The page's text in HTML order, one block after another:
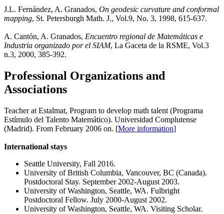
J.L. Fernández, A. Granados, On geodesic curvature and conformal
mapping, St. Petersburgh Math. J., Vol.9, No. 3, 1998, 615-637.
A. Cantón, A. Granados, Encuentro regional de Matemáticas e
Industria organizado por el SIAM, La Gaceta de la RSME, Vol.3
n.3, 2000, 385-392.
Professional Organizations and
Associations
Teacher at Estalmat, Program to develop math talent (Programa
Estímulo del Talento Matemático). Universidad Complutense
(Madrid). From February 2006 on. [More information]
International stays
Seattle University, Fall 2016.
University of British Columbia, Vancouver, BC (Canada).
Postdoctoral Stay. September 2002-August 2003.
University of Washington, Seattle, WA. Fulbright
Postdoctoral Fellow. July 2000-August 2002.
University of Washington, Seattle, WA. Visiting Scholar.